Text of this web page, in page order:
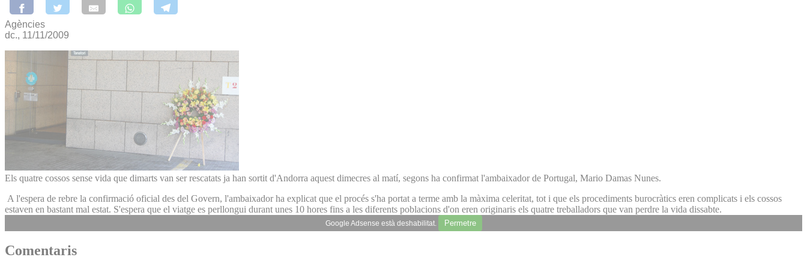
Agències
dc., 11/11/2009
Els quatre cossos sense vida que dimarts van ser rescatats ja han sortit d'Andorra aquest dimecres al matí, segons ha confirmat l'ambaixador de Portugal, Mario Damas Nunes.
A l'espera de rebre la confirmació oficial des del Govern, l'ambaixador ha explicat que el procés s'ha portat a terme amb la màxima celeritat, tot i que els procediments burocràtics eren complicats i els cossos
estaven en bastant mal estat. S'espera que el viatge es perllongui durant unes 10 hores fins a les diferents poblacions d'on eren originaris els quatre treballadors que van perdre la vida dissabte.
Google Adsense està deshabilitat. Permetre
Comentaris